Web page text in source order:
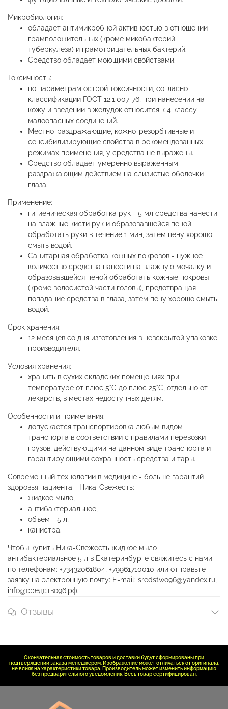
Микробиология:
обладает антимикробной активностью в отношении
грамположительных (кроме микобактерий
туберкулеза) и грамотрицательных бактерий.
Средство обладает моющими свойствами.
Токсичность:
по параметрам острой токсичности, согласно
классификации ГОСТ 12.1.007-76, при нанесении на
кожу и введении в желудок относится к 4 классу
малоопасных соединений.
Местно-раздражающие, кожно-резорбтивные и
сенсибилизирующие свойства в рекомендованных
режимах применения, у средства не выражены.
Средство обладает умеренно выраженным
раздражающим действием на слизистые оболочки
глаза.
Применение:
гигиеническая обработка рук - 5 мл средства нанести
на влажные кисти рук и образовавшейся пеной
обработать руки в течение 1 мин, затем пену хорошо
смыть водой.
Санитарная обработка кожных покровов - нужное
количество средства нанести на влажную мочалку и
образовавшейся пеной обработать кожные покровы
(кроме волосистой части головы), предотвращая
попадание средства в глаза, затем пену хорошо смыть
водой.
Срок хранения:
12 месяцев со дня изготовления в невскрытой упаковке
производителя.
Условия хранения:
хранить в сухих складских помещениях при
температуре от плюс 5°С до плюс 25°С, отдельно от
лекарств, в местах недоступных детям.
Особенности и примечания:
допускается транспортировка любым видом
транспорта в соответствии с правилами перевозки
грузов, действующими на данном виде транспорта и
гарантирующими сохранность средства и тары.
Современный технологии в медицине - больше гарантий
здоровья пациента - Ника-Свежесть:
жидкое мыло,
антибактериальное,
объем - 5 л,
канистра.
Чтобы купить Ника-Свежесть жидкое мыло
антибактериальное 5 л в Екатеринбурге свяжитесь с нами
по телефонам: +73432061804, +79961710010 или отправьте
заявку на электронную почту: E-mail: sredstwo96@yandex.ru,
info@средство96.рф.
Отзывы
Окончательная стоимость товаров и доставки будут сформированы при
подтверждении заказа менеджером. Изображение может отличаться от оригинала,
не влияя на характеристики товара. Производитель может изменить информацию
без предварительного уведомления. Весь товар сертифицирован.